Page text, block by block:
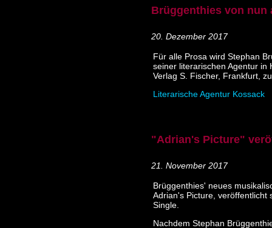
Brüggenthies von nun
20. Dezember 2017
Für alle Prosa wird Stephan
seiner literarischen Agentur
Verlag S. Fischer, Frankfurt,
Literarische Agentur Kossack
"Adrian's Picture"
21. November 2017
Brüggenthies' neues
Adrian's Picture, veröffentlicht
Single.
Nachdem Stephan